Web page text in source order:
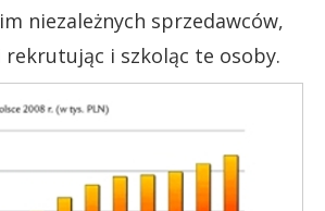
niezależnych sprzedawców,
i szkoląc te osoby.